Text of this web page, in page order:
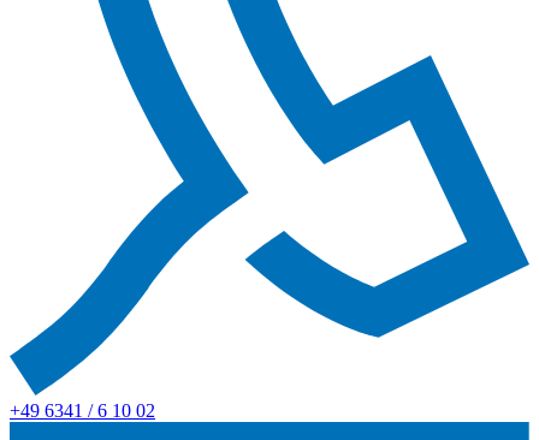
+49 6341 / 6 10 02